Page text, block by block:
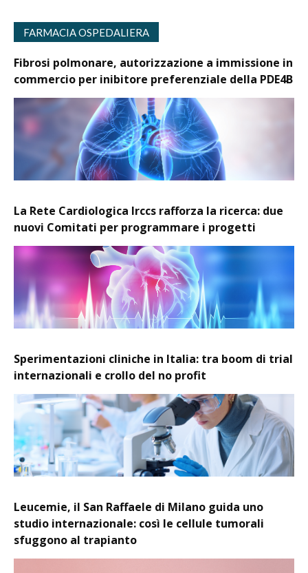
FARMACIA OSPEDALIERA
Fibrosi polmonare, autorizzazione a immissione in
commercio per inibitore preferenziale della PDE4B
La Rete Cardiologica Irccs rafforza la ricerca: due
nuovi Comitati per programmare i progetti
Sperimentazioni cliniche in Italia: tra boom di trial
internazionali e crollo del no profit
Leucemie, il San Raffaele di Milano guida uno
studio internazionale: così le cellule tumorali
sfuggono al trapianto